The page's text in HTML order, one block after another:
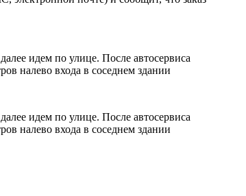
идем по улице. После автосервиса
налево входа в соседнем здании
идем по улице. После автосервиса
налево входа в соседнем здании